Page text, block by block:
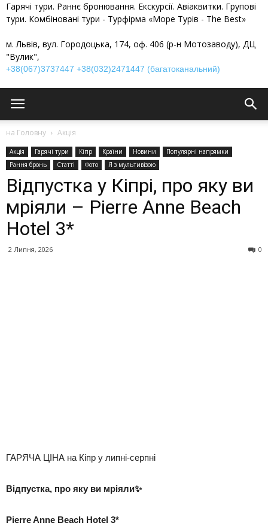
Гарячі тури. Раннє бронювання. Екскурсії. Авіаквитки. Групові
тури. Комбіновані тури - Турфірма «Море Турів - The Best»
м. Львів, вул. Городоцька, 174, оф. 406 (р-н Мотозаводу), ДЦ
"Вулик",
+38(067)3737447 +38(032)2471447 (багатоканальний)
на Головну Акція
Акція Гарячі тури Кіпр Країни Новини
Популярні напрямки
Рання бронь
Статті Фото Я з мультивізою
Відпустка у Кіпрі, про яку ви
мріяли – Pierre Anne Beach
Hotel 3*
2 Липня, 2026 0
ГАРЯЧА ЦІНА на Кіпр у липні-серпні
Відпустка, про яку ви мріяли✨
Pierre Anne Beach Hotel 3*